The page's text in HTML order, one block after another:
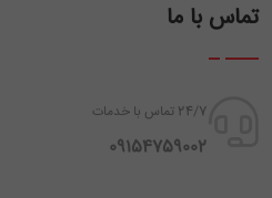
تماس با ما
24/7 تماس با خدمات
‪ 09154759002